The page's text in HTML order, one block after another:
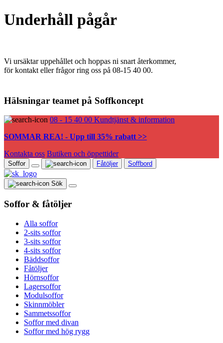
Underhåll pågår
Vi ursäktar uppehållet och hoppas ni snart återkommer,
för kontakt eller frågor ring oss på 08-15 40 00.
Hälsningar teamet på Soffkoncept
08 - 15 40 00 Kundtjänst & information
SOMMAR REA! - Upp till 35% rabatt >>
Kontakta oss Butiken och öppettider
Soffor Fåtöljer Soffbord
Sök
Soffor & fåtöljer
Alla soffor
2-sits soffor
3-sits soffor
4-sits soffor
Bäddsoffor
Fåtöljer
Hörnsoffor
Lagersoffor
Modulsoffor
Skinnmöbler
Sammetssoffor
Soffor med divan
Soffor med hög rygg